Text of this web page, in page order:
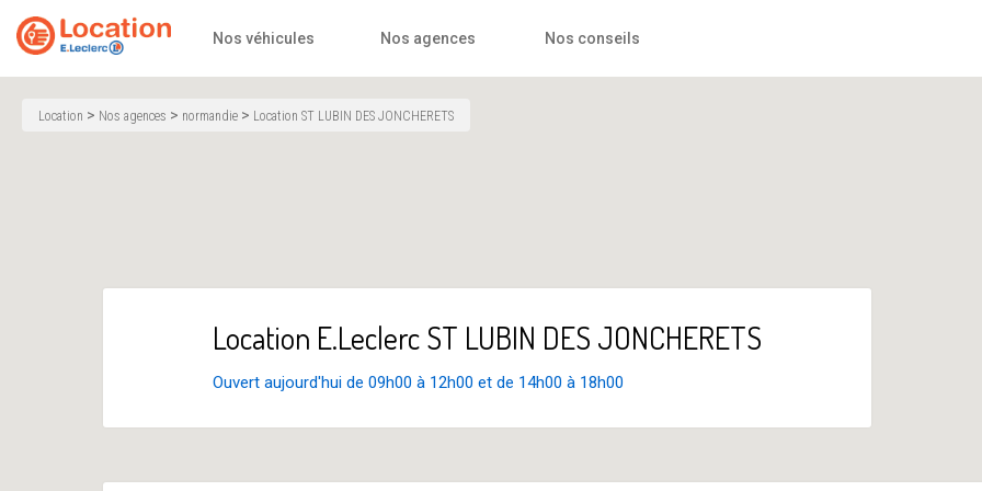
Accueil
Nos véhicules Nos agences Nos conseils
Location > Nos agences > normandie > Location ST LUBIN DES JONCHERETS
Location E.Leclerc ST LUBIN DES JONCHERETS
Ouvert aujourd'hui de 09h00 à 12h00 et de 14h00 à 18h00